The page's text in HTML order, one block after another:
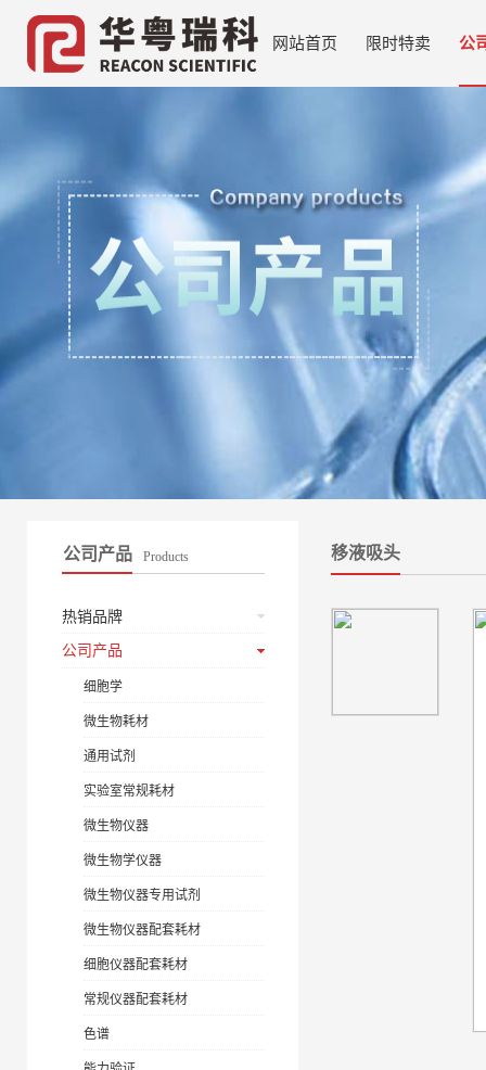
网站首页 限时特卖 公
公司产品 Products
热销品牌
公司产品
细胞学
微生物耗材
通用试剂
实验室常规耗材
微生物仪器
微生物学仪器
微生物仪器专用试剂
微生物仪器配套耗材
细胞仪器配套耗材
常规仪器配套耗材
色谱
移液吸头